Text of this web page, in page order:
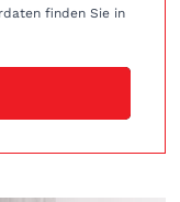
finden Sie in